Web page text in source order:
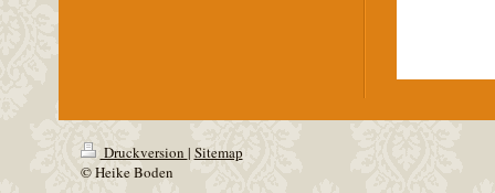
Druckversion | Sitemap
© Heike Boden